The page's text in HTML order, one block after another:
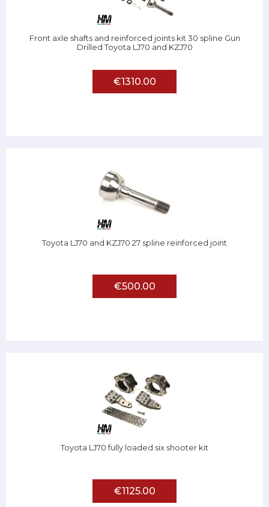
Front axle shafts and reinforced joints kit 30 spline Gun
Drilled Toyota LJ70 and KZJ70
€1310.00
Toyota LJ70 and KZJ70 27 spline reinforced joint
€500.00
Toyota LJ70 fully loaded six shooter kit
€1125.00